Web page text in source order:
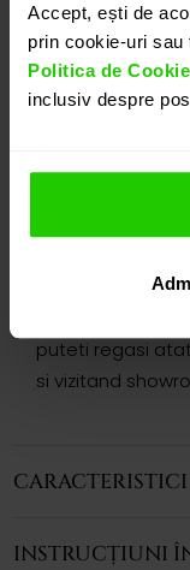
Accept, ești de
prin cookie-uri sau
Politica de
inclusiv despre
DETALII
asortat oricarei
puteti regasi
si vizitand
CARACTERISTICI
INSTRUCȚIUNI